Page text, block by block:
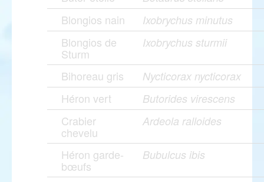
Blongios nain Ixobrychus minutus
Blongios de
Sturm
Ixobrychus sturmii
Bihoreau gris Nycticorax nycticorax
Héron vert Butorides virescens
Crabier
chevelu
Ardeola ralloides
Héron garde-
bœufs
Bubulcus ibis